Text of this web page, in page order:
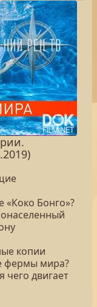
Бонго»?
копии
фермы мира?
чего двигает